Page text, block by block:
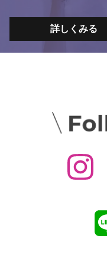
詳しくみる